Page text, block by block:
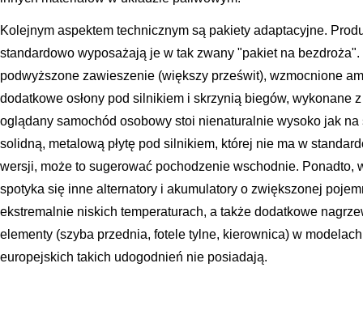
Kolejnym aspektem technicznym są pakiety adaptacyjne.
standardowo wyposażają je w tak zwany "pakiet na
podwyższone zawieszenie (większy prześwit), wzmocnione
dodatkowe osłony pod silnikiem i skrzynią biegów, wykonane
oglądany samochód osobowy stoi nienaturalnie wysoko jak
solidną, metalową płytę pod silnikiem, której nie ma w
wersji, może to sugerować pochodzenie wschodnie. Ponadto,
spotyka się inne alternatory i akumulatory o zwiększonej
ekstremalnie niskich temperaturach, a także dodatkowe
elementy (szyba przednia, fotele tylne, kierownica) w
europejskich takich udogodnień nie posiadają.